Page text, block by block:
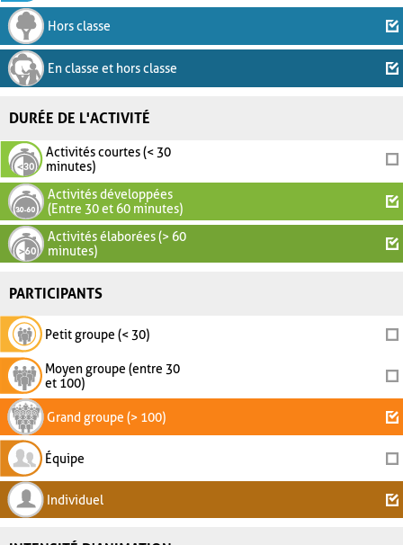
Hors classe
En classe et hors classe
DURÉE DE L'ACTIVITÉ
Activités courtes (< 30
minutes)
Activités développées
(Entre 30 et 60 minutes)
Activités élaborées (> 60
minutes)
PARTICIPANTS
Petit groupe (< 30)
Moyen groupe (entre 30
et 100)
Grand groupe (> 100)
Équipe
Individuel